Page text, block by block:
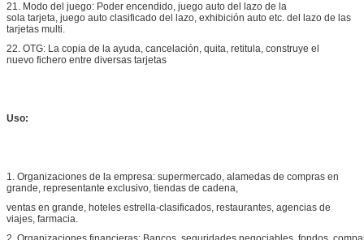
21. Modo del juego: Poder encendido, juego auto del lazo de la
sola tarjeta, juego auto clasificado del lazo, exhibición auto etc. del lazo de las
tarjetas multi.
22. OTG: La copia de la ayuda, cancelación, quita, retitula, construye el
nuevo fichero entre diversas tarjetas
Uso:
1. Organizaciones de la empresa: supermercado, alamedas de compras en
grande, representante exclusivo, tiendas de cadena,
ventas en grande, hoteles estrella-clasificados, restaurantes, agencias de
viajes, farmacia.